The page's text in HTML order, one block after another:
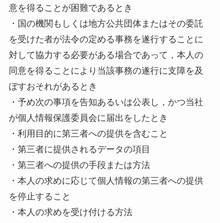
意を得ることが困難であるとき
・国の機関もしくは地方公共団体またはその委託
を受けた者が法令の定める事務を遂行することに
対して協力する必要がある場合であって，本人の
同意を得ることにより当該事務の遂行に支障を及
ぼすおそれがあるとき
・予め次の事項を告知あるいは公表し，かつ当社
が個人情報保護委員会に届出をしたとき
・利用目的に第三者への提供を含むこと
・第三者に提供されるデータの項目
・第三者への提供の手段または方法
・本人の求めに応じて個人情報の第三者への提供
を停止すること
・本人の求めを受け付ける方法